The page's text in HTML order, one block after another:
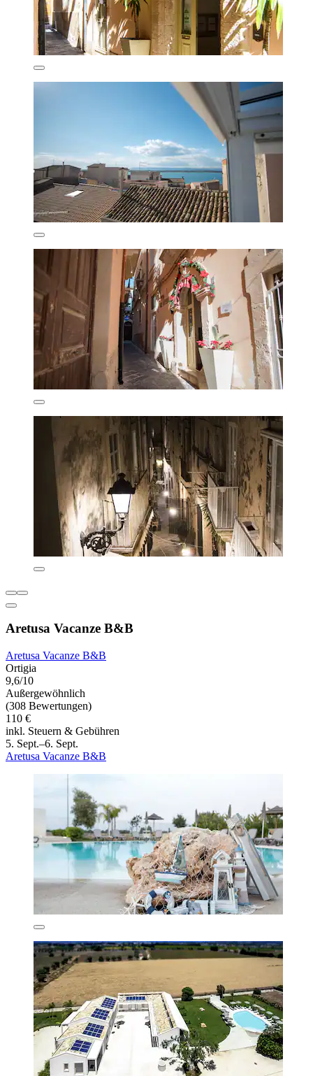
Aretusa Vacanze B&B
Aretusa Vacanze B&B
Ortigia
9,6/10
Außergewöhnlich
(308 Bewertungen)
110 €
inkl. Steuern & Gebühren
5. Sept.–6. Sept.
Aretusa Vacanze B&B